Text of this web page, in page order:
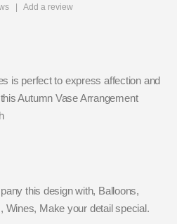
Add a review
is perfect to express affection and
Autumn Vase Arrangement
this design with, Balloons,
Wines, Make your detail special.